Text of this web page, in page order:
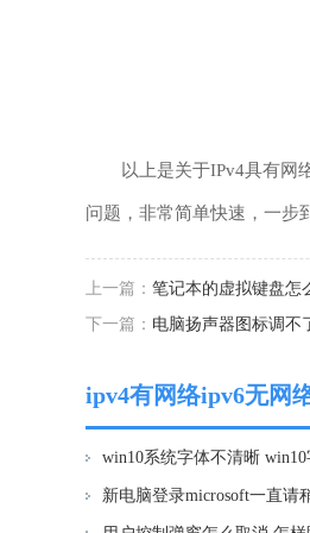
以上是关于IPv4具有网络
问题，非常简单快速，一步
上一篇： 笔记本的虚拟键盘怎
下一篇： 电脑扬声器图标调不
ipv4有网络ipv6无网
程win10系统字体不清晰